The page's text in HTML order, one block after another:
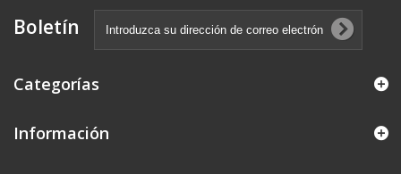
Boletín
Categorías
Información